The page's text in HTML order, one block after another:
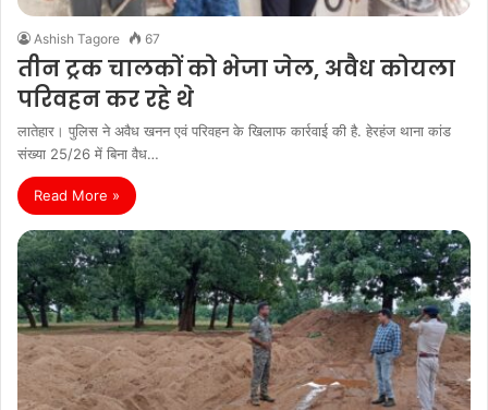
Ashish Tagore 67
तीन ट्रक चालकों को भेजा जेल, अवैध कोयला
परिवहन कर रहे थे
लातेहार। पुलिस ने अवैध खनन एवं परिवहन के खिलाफ कार्रवाई की है. हेरहंज थाना कांड
संख्‍या 25/26 में बिना वैध…
Read More »